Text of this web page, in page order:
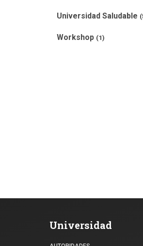
Universidad Saludable
Workshop (1)
Universidad